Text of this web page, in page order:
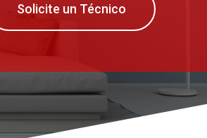
Solicite un Técnico